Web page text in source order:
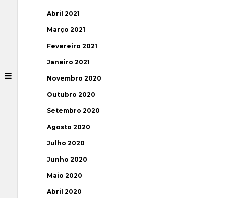
Abril 2021
Março 2021
Fevereiro 2021
Janeiro 2021
Novembro 2020
Outubro 2020
Setembro 2020
Agosto 2020
Julho 2020
Junho 2020
Maio 2020
Abril 2020